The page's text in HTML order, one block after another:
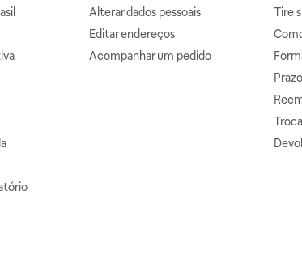
Alterar dados pessoais
Editar endereços
Acompanhar um pedido
Tire
Troca